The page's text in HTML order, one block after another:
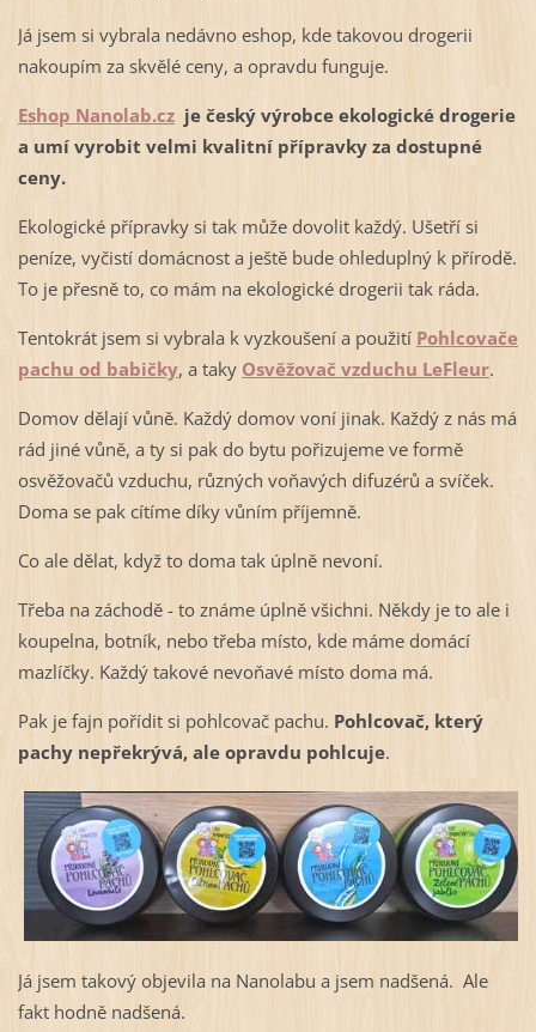
Já jsem si vybrala nedávno eshop, kde takovou drogerii
nakoupím za skvělé ceny, a opravdu funguje.
Eshop Nanolab.czje český výrobce ekologické drogerie
a umí vyrobit velmi kvalitní přípravky za dostupné
ceny.
Ekologické přípravky si tak může dovolit každý. Ušetří si
peníze, vyčistí domácnost a ještě bude ohleduplný k přírodě.
To je přesně to, co mám na ekologické drogerii tak ráda.
Tentokrát jsem si vybrala k vyzkoušení a použití Pohlcovače
pachu od babičky, a taky Osvěžovač vzduchu LeFleur.
Domov dělají vůně. Každý domov voní jinak. Každý z nás má
rád jiné vůně, a ty si pak do bytu pořizujeme ve formě
osvěžovačů vzduchu, různých voňavých difuzérů a svíček.
Doma se pak cítíme díky vůním příjemně.
Co ale dělat, když to doma tak úplně nevoní.
Třeba na záchodě - to známe úplně všichni. Někdy je to ale i
koupelna, botník, nebo třeba místo, kde máme domácí
mazlíčky. Každý takové nevoňavé místo doma má.
Pak je fajn pořídit si pohlcovač pachu. Pohlcovač, který
pachy nepřekrývá, ale opravdu pohlcuje.
Já jsem takový objevila na Nanolabu a jsem nadšená. Ale
fakt hodně nadšená.